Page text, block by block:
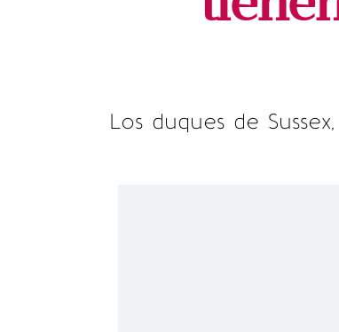
Los duques de